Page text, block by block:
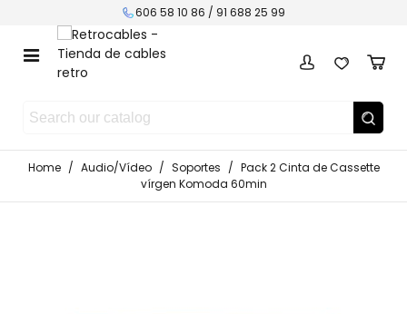
606 58 10 86 / 91 688 25 99
Home / Audio/Vídeo / Soportes / Pack 2 Cinta de Cassette
vírgen Komoda 60min